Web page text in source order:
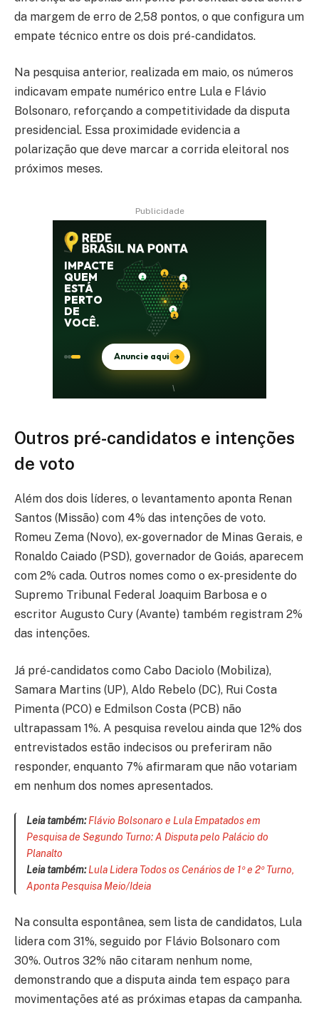
da margem de erro de 2,58 pontos, o que configura um
empate técnico entre os dois pré-candidatos.
Na pesquisa anterior, realizada em maio, os números
indicavam empate numérico entre Lula e Flávio
Bolsonaro, reforçando a competitividade da disputa
presidencial. Essa proximidade evidencia a
polarização que deve marcar a corrida eleitoral nos
próximos meses.
Publicidade
Outros pré-candidatos e intenções
de voto
Além dos dois líderes, o levantamento aponta Renan
Santos (Missão) com 4% das intenções de voto.
Romeu Zema (Novo), ex-governador de Minas Gerais, e
Ronaldo Caiado (PSD), governador de Goiás, aparecem
com 2% cada. Outros nomes como o ex-presidente do
Supremo Tribunal Federal Joaquim Barbosa e o
escritor Augusto Cury (Avante) também registram 2%
das intenções.
Já pré-candidatos como Cabo Daciolo (Mobiliza),
Samara Martins (UP), Aldo Rebelo (DC), Rui Costa
Pimenta (PCO) e Edmilson Costa (PCB) não
ultrapassam 1%. A pesquisa revelou ainda que 12% dos
entrevistados estão indecisos ou preferiram não
responder, enquanto 7% afirmaram que não votariam
em nenhum dos nomes apresentados.
Leia também: Flávio Bolsonaro e Lula Empatados em
Pesquisa de Segundo Turno: A Disputa pelo Palácio do
Planalto
Leia também: Lula Lidera Todos os Cenários de 1º e 2º Turno,
Aponta Pesquisa Meio/Ideia
Na consulta espontânea, sem lista de candidatos, Lula
lidera com 31%, seguido por Flávio Bolsonaro com
30%. Outros 32% não citaram nenhum nome,
demonstrando que a disputa ainda tem espaço para
movimentações até as próximas etapas da campanha.